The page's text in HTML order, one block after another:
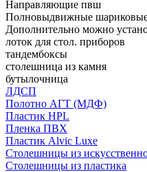
Направляющие пвш
Полновыдвижные
Дополнительно можно
лоток для стол. приборов
тандембоксы
столешница из камня
бутылочница
ЛДСП
Полотно АГТ (МДФ)
Пластик HPL
Пленка ПВХ
Пластик Alvic Luxe
Столешницы из
Столешницы из пластика